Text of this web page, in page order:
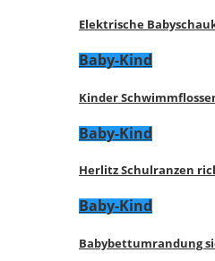
Elektrische
Baby-Kind
Kinder
Baby-Kind
Herlitz Schulranzen
Baby-Kind
Babybettumrandung